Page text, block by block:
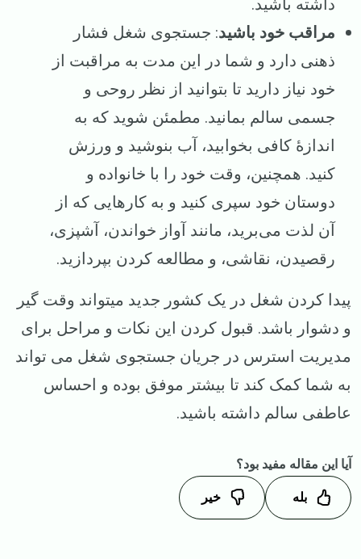
مراقب خود باشید: جستجوی شغل فشار
ذهنی دارد و شما در این مدت به مراقبت از
خود نیاز دارید تا بتوانید از نظر روحی و
جسمی سالم بمانید. مطمئن شوید که به
اندازهٔ کافی بخوابید، آب بنوشید و ورزش
کنید. همچنین، وقت خود را با خانواده و
دوستان خود سپری کنید و به کارهایی که از
آن لذت می‌برید، مانند آواز خواندن، آشپزی،
رقصیدن، نقاشی، و مطالعه کردن بپردازید.
پیدا کردن شغل در یک کشور جدید میتواند وقت گیر
و دشوار باشد. قبول کردن این نکات و مراحل برای
مدیریت استرس در جریان جستجوی شغل می‌ تواند
به شما کمک کند تا بیشتر موفق بوده و احساس
عاطفی سالم داشته باشید.
آیا این مقاله مفید بود؟
بله
خیر